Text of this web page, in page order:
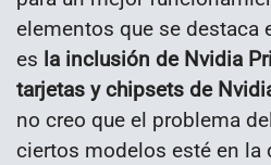
elementos que se destaca
es la inclusión de Nvidia
tarjetas y chipsets de
no creo que el problema
ciertos modelos esté en la